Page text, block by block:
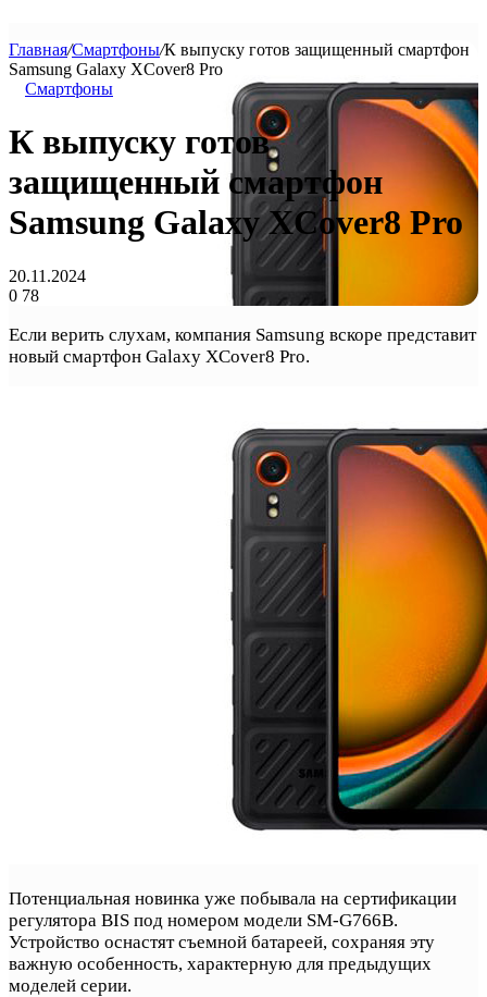
Главная/Смартфоны/К выпуску готов защищенный смартфон
Samsung Galaxy XCover8 Pro
Смартфоны
К выпуску готов
защищенный смартфон
Samsung Galaxy XCover8 Pro
20.11.2024
0 78
Если верить слухам, компания Samsung вскоре представит
новый смартфон Galaxy XCover8 Pro.
Потенциальная новинка уже побывала на сертификации
регулятора BIS под номером модели SM-G766B.
Устройство оснастят съемной батареей, сохраняя эту
важную особенность, характерную для предыдущих
моделей серии.